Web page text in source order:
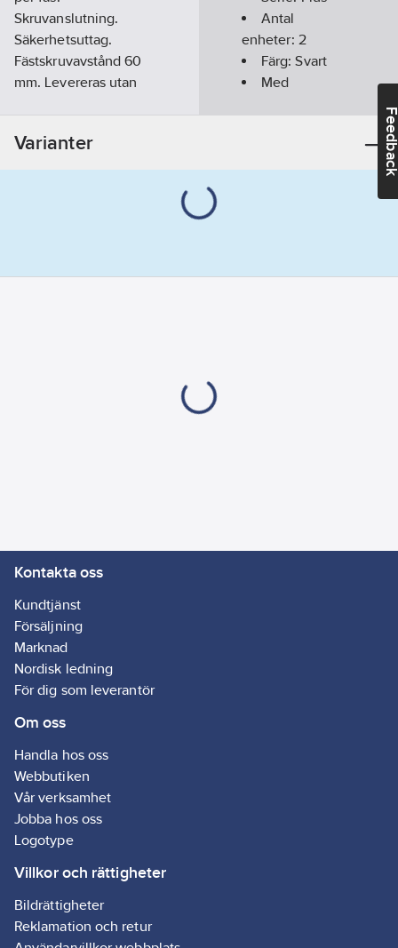
Skruvanslutning.
Säkerhetsuttag.
Fästskruvavstånd 60
mm. Levereras utan
Artikelnr: 4044262473
Ean
Antal
enheter: 2
Färg:Svart
Med
Monteringsmetod:
Märkspänning:
Varianter
Kontakta oss
Kundtjänst
Försäljning
Marknad
Nordisk ledning
För dig som leverantör
Om oss
Handla hos oss
Webbutiken
Vår verksamhet
Jobba hos oss
Logotype
Villkor och rättigheter
Bildrättigheter
Reklamation och retur